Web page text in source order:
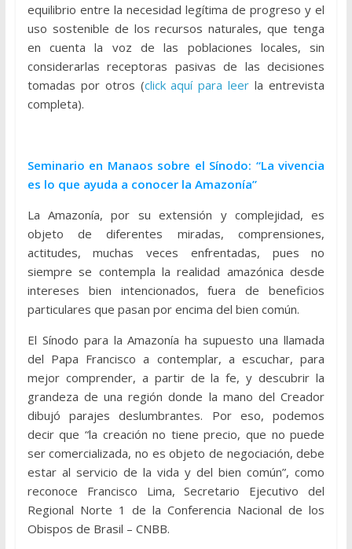
equilibrio entre la necesidad legítima de progreso y el
uso sostenible de los recursos naturales, que tenga
en cuenta la voz de las poblaciones locales, sin
considerarlas receptoras pasivas de las decisiones
tomadas por otros (click aquí para leer la entrevista
completa).
Seminario en Manaos sobre el Sínodo: “La vivencia
es lo que ayuda a conocer la Amazonía”
La Amazonía, por su extensión y complejidad, es
objeto de diferentes miradas, comprensiones,
actitudes, muchas veces enfrentadas, pues no
siempre se contempla la realidad amazónica desde
intereses bien intencionados, fuera de beneficios
particulares que pasan por encima del bien común.
El Sínodo para la Amazonía ha supuesto una llamada
del Papa Francisco a contemplar, a escuchar, para
mejor comprender, a partir de la fe, y descubrir la
grandeza de una región donde la mano del Creador
dibujó parajes deslumbrantes. Por eso, podemos
decir que “la creación no tiene precio, que no puede
ser comercializada, no es objeto de negociación, debe
estar al servicio de la vida y del bien común”, como
reconoce Francisco Lima, Secretario Ejecutivo del
Regional Norte 1 de la Conferencia Nacional de los
Obispos de Brasil – CNBB.